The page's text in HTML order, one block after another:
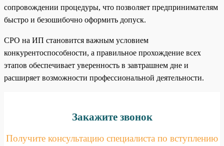
сопровождении процедуры, что позволяет предпринимателям
быстро и безошибочно оформить допуск.
СРО на ИП становится важным условием
конкурентоспособности, а правильное прохождение всех
этапов обеспечивает уверенность в завтрашнем дне и
расширяет возможности профессиональной деятельности.
Закажите звонок
Получите консультацию специалиста по вступлению